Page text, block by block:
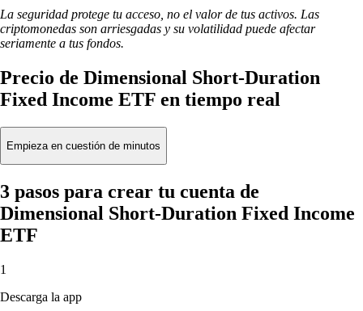
La seguridad protege tu acceso, no el valor de tus activos. Las
criptomonedas son arriesgadas y su volatilidad puede afectar
seriamente a tus fondos.
Precio de Dimensional Short-Duration
Fixed Income ETF en tiempo real
Empieza en cuestión de minutos
3 pasos para crear tu cuenta de
Dimensional Short-Duration Fixed Income
ETF
1
Descarga la app